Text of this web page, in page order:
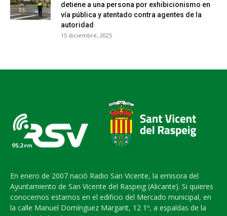
detiene a una persona por exhibicionismo en
vía pública y atentado contra agentes de la
autoridad
15 diciembre, 2025
En enero de 2007 nació Radio San Vicente, la emisora del
Ayuntamiento de San Vicente del Raspeig (Alicante). Si quieres
conocernos estamos en el edificio del Mercado municipal, en
la calle Manuel Domínguez Margarit, 12 1º, a espaldas de la